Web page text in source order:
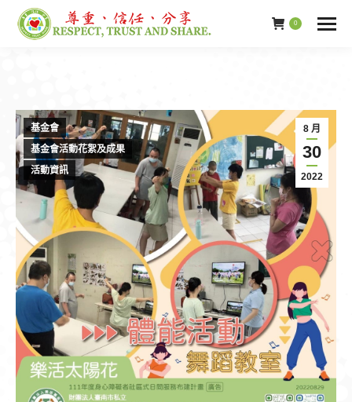
0
8 月
30
2022
基金會
基金會活動花絮及成果
活動資訊